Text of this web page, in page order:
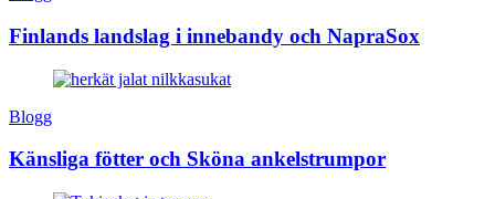
Finlands landslag i innebandy och NapraSox
Blogg
Känsliga fötter och Sköna ankelstrumpor